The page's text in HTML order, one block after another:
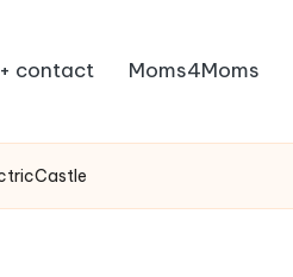
contact Moms4Moms